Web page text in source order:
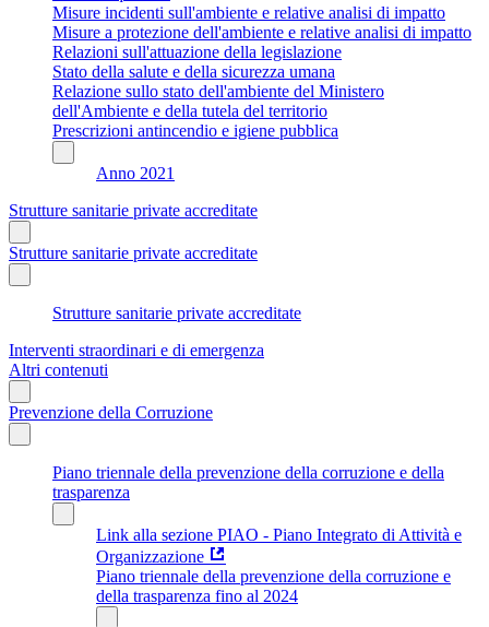
Misure incidenti sull'ambiente e relative analisi di impatto
Misure a protezione dell'ambiente e relative analisi di impatto
Relazioni sull'attuazione della legislazione
Stato della salute e della sicurezza umana
Relazione sullo stato dell'ambiente del Ministero
dell'Ambiente e della tutela del territorio
Prescrizioni antincendio e igiene pubblica
Anno 2021
Strutture sanitarie private accreditate
Strutture sanitarie private accreditate
Strutture sanitarie private accreditate
Interventi straordinari e di emergenza
Altri contenuti
Prevenzione della Corruzione
Piano triennale della prevenzione della corruzione e della
trasparenza
Link alla sezione PIAO - Piano Integrato di Attività e
Organizzazione
Piano triennale della prevenzione della corruzione e
della trasparenza fino al 2024